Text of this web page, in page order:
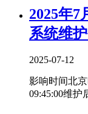
2025年7
系统维
2025-07-12
影响时间北京
09:45:00维护